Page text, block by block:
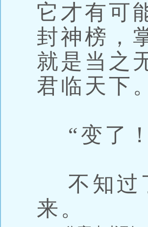
它才有可
封神榜，
就是当之
君临天下
“变了
不知过
来。